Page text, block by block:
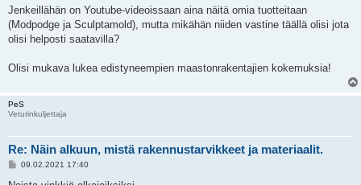
Jenkeillähän on Youtube-videoissaan aina näitä omia tuotteitaan
(Modpodge ja Sculptamold), mutta mikähän niiden vastine täällä olisi jota
olisi helposti saatavilla?
Olisi mukava lukea edistyneempien maastonrakentajien kokemuksia!
PeS
Veturinkuljettaja
Re: Näin alkuun, mistä rakennustarvikkeet ja materiaalit.
V
e
09.02.2021 17:40